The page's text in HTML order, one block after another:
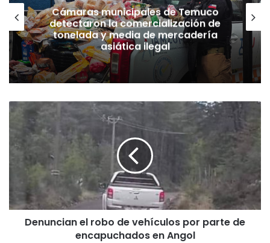
Cámaras municipales de Temuco
detectaron la comercialización de
tonelada y media de mercadería
asiática ilegal
D
u
n
n
Denuncian el robo de vehículos por parte de
encapuchados en Angol